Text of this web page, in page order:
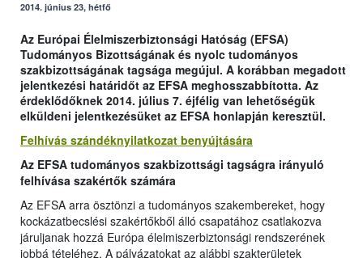
2014. június 23, hétfő
Az Európai Élelmiszerbiztonsági Hatóság (EFSA)
Tudományos Bizottságának és nyolc tudományos
szakbizottságának tagsága megújul. A korábban megadott
jelentkezési határidőt az EFSA meghosszabbította. Az
érdeklődőknek 2014. július 7. éjfélig van lehetőségük
elküldeni jelentkezésüket az EFSA honlapján keresztül.
Felhívás szándéknyilatkozat benyújtására
Az EFSA tudományos szakbizottsági tagságra irányuló
felhívása szakértők számára
Az EFSA arra ösztönzi a tudományos szakembereket, hogy
kockázatbecslési szakértőkből álló csapatához csatlakozva
járuljanak hozzá Európa élelmiszerbiztonsági rendszerének
jobbá tételéhez. A pályázatokat az alábbi szakterületek